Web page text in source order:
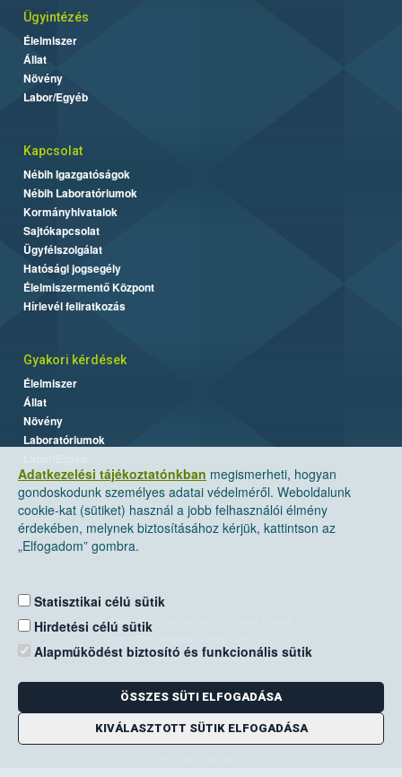
Adatkezelési tájékoztatónkban megismerheti, hogyan
gondoskodunk személyes adatai védelméről. Weboldalunk
cookie-kat (sütiket) használ a jobb felhasználói élmény
érdekében, melynek biztosításához kérjük, kattintson az
„Elfogadom” gombra.
Statisztikai célú sütik
Hirdetési célú sütik
Alapműködést biztosító és funkcionális sütik
ÖSSZES SÜTI ELFOGADÁSA
KIVÁLASZTOTT SÜTIK ELFOGADÁSA
Ügyintézés
Élelmiszer
Állat
Növény
Labor/Egyéb
Kapcsolat
Nébih Igazgatóságok
Nébih Laboratóriumok
Kormányhivatalok
Sajtókapcsolat
Ügyfélszolgálat
Hatósági jogsegély
Élelmiszermentő Központ
Hírlevél feliratkozás
Gyakori kérdések
Élelmiszer
Állat
Növény
Laboratóriumok
Nemzeti Élelmiszerlánc-biztonsági Hivatal
Levelezési cím: 1525 Budapest. Pf. 30.
E-mail:ugyfelszolgalat@nebih.gov.hu
Zöld szám: 06-80/263-244
Telefon: 06-1/ 336-9000